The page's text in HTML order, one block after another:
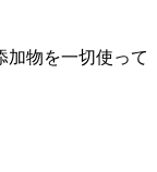
加物を一切使って